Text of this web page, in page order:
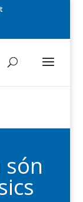
són